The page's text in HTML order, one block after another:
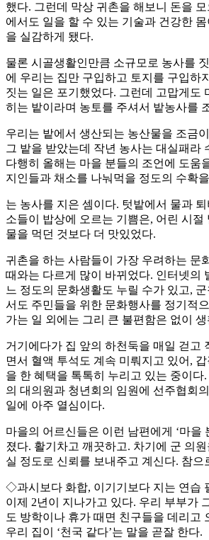
했다. 그런데 막상 귀촌을 해보니 돈을
에서도 일을 할 수 있는 기술과 건강한
을 실감하게 됐다.
물론 시골생활인만큼 소규모로 농사를
에 우리는 집만 구입하고 토지를 구입하
짓는 일은 포기했었다. 그런데 고맙게도
히는 밭이라며 농토를 주셔서 밭농사를
우리는 밭에서 생산되는 농산물을 조금
그 밭을 받았는데 작년 농사는 대실패라
다행히 올해는 마을 분들의 조언에 도움
지인들과 채소를 나눠먹을 정도의 수확
는 농사를 지은 셈이다. 텃밭에서 물과
소들이 밥상에 오르는 기쁨은, 어린 시절
물을 먹던 것보다 더 맛있었다.
귀촌을 하는 사람들이 가장 우려하는 문
때와는 다르게 많이 바뀌었다. 인터넷의
느 정도의 문화생활도 누릴 수가 있고,
서도 주민들을 위한 문화행사를 정기적
가는 일 외에는 그리 큰 불편함은 없이
거기에다가 집 앞의 하천둑을 매일 걷고
면서 혈액 투석도 계속 미뤄지고 있어,
을 한 혜택을 톡톡히 누리고 있는 중이다.
의 대의원과 청년회의 임원에 선주협회
일에 아주 열심이다.
마을의 어르신들은 이런 남편에게 ‘마을
졌다. 활기차고 깨끗하고. 차기에 군 의
실 정도로 신뢰를 보내주고 계신다. 참으
◇과시보다 화합, 이기기보다 지는 연습
이제 2년이 지나가고 있다. 우리 부부가
도 방학이나 휴가 때면 친구들을 데리고
우리 집이 ‘천국 같다’는 말을 곧잘 한다.